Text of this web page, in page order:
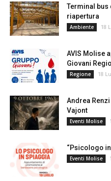
Terminal bus
riapertura
Ambiente 18
AVIS Molise
Giovani
Regione 18
Andrea
Vajont
Eventi Molise
“Psicologo
Eventi Molise